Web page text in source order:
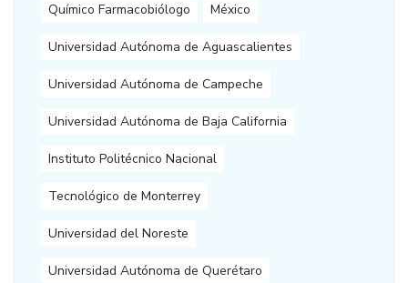
Químico Farmacobiólogo México
Universidad Autónoma de Aguascalientes
Universidad Autónoma de Campeche
Universidad Autónoma de Baja California
Instituto Politécnico Nacional
Tecnológico de Monterrey
Universidad del Noreste
Universidad Autónoma de Querétaro